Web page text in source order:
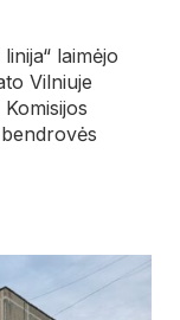
laimėjo
Vilniuje